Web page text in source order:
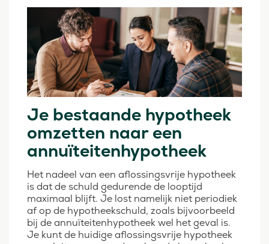
Je bestaande hypotheek
omzetten naar een
annuïteitenhypotheek
Het nadeel van een aflossingsvrije hypotheek
is dat de schuld gedurende de looptijd
maximaal blijft. Je lost namelijk niet periodiek
af op de hypotheekschuld, zoals bijvoorbeeld
bij de annuïteitenhypotheek wel het geval is.
Je kunt de huidige aflossingsvrije hypotheek